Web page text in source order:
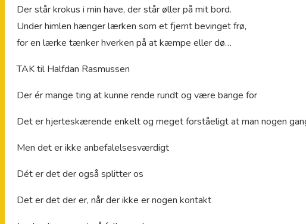
Der står krokus i min have, der står øller på mit bord.
Under himlen hænger lærken som et fjernt bevinget frø,
for en lærke tænker hverken på at kæmpe eller dø…
TAK til Halfdan Rasmussen
Der ér mange ting at kunne rende rundt og være bange for
Det er hjerteskærende enkelt og meget forståeligt at man nogen
Men det er ikke anbefalelsesværdigt
Dét er det der også splitter os
Det er det der er, når der ikke er nogen kontakt